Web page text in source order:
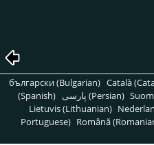
български (Bulgarian) Català
(Spanish)
پارسی (Persian)
Lietuvis (Lithuanian)
Portuguese) Română